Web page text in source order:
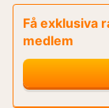
Få exklusiva
medlem